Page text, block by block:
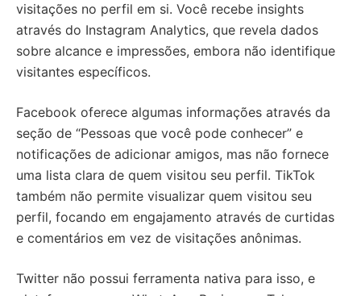
visitações no perfil em si. Você recebe insights
através do Instagram Analytics, que revela dados
sobre alcance e impressões, embora não identifique
visitantes específicos.
Facebook oferece algumas informações através da
seção de “Pessoas que você pode conhecer” e
notificações de adicionar amigos, mas não fornece
uma lista clara de quem visitou seu perfil. TikTok
também não permite visualizar quem visitou seu
perfil, focando em engajamento através de curtidas
e comentários em vez de visitações anônimas.
Twitter não possui ferramenta nativa para isso, e